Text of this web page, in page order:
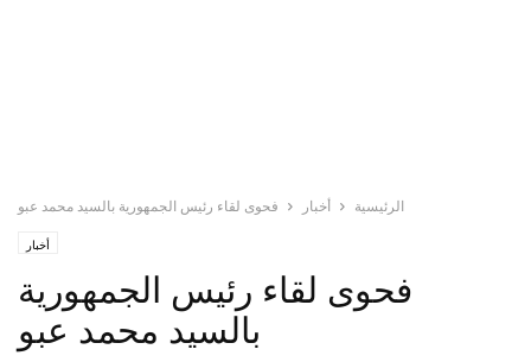
الرئيسية أخبار فحوى لقاء رئيس الجمهورية بالسيد محمد عبو
أخبار
فحوى لقاء رئيس الجمهورية
بالسيد محمد عبو